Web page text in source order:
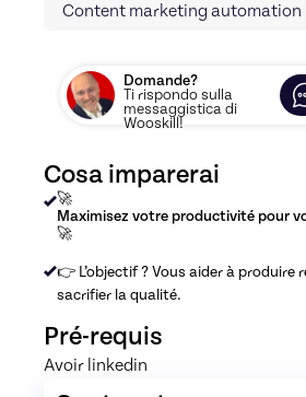
Content marketing automation
Domande?
Ti rispondo sulla
messaggistica di
Wooskill!
Cosa imparerai
🚀
Maximisez votre productivité pour
🚀
👉 L’objectif ? Vous aider à produire
sacrifier la qualité.
Pré-requis
Avoir linkedin